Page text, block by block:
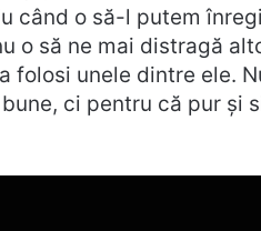
când o să-l putem
o să ne mai distragă
folosi unele dintre ele.
ci pentru că pur și